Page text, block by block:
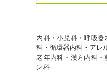
内科・小児科・呼吸
科・循環器内科・アレ
老年内科・漢方内科・
ン科